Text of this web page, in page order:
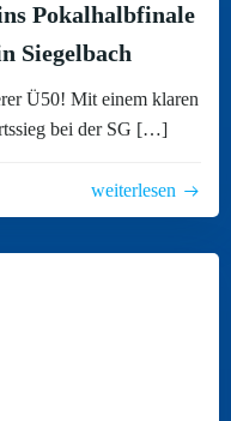
Pokalhalbfinale
Siegelbach
Ü50! Mit einem klaren
bei der SG […]
weiterlesen